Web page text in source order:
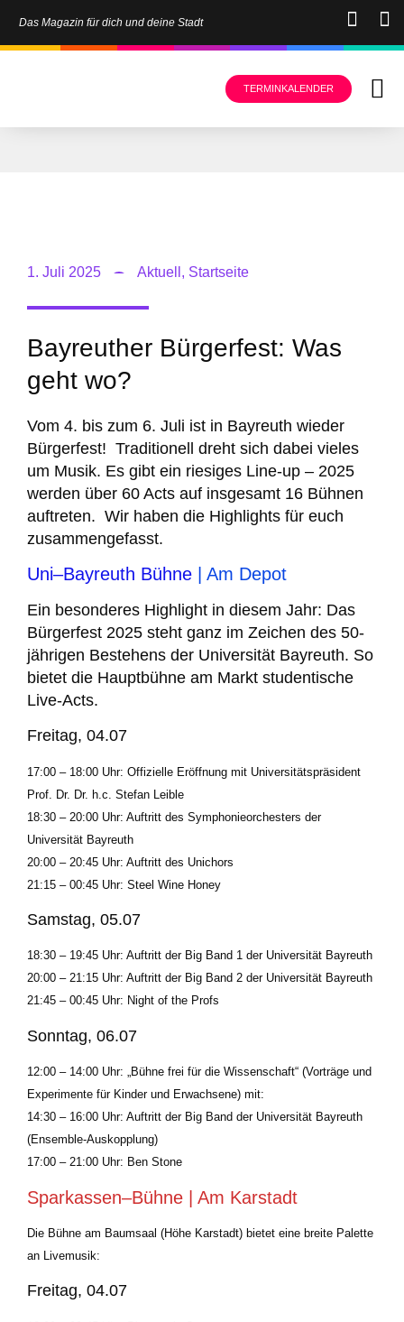
Das Magazin für dich und deine Stadt
TERMINKALENDER
1. Juli 2025 Aktuell , Startseite
Bayreuther Bürgerfest: Was
geht wo?
Vom 4. bis zum 6. Juli ist in Bayreuth wieder
Bürgerfest! Traditionell dreht sich dabei vieles
um Musik. Es gibt ein riesiges Line-up – 2025
werden über 60 Acts auf insgesamt 16 Bühnen
auftreten. Wir haben die Highlights für euch
zusammengefasst.
Uni–Bayreuth Bühne | Am Depot
Ein besonderes Highlight in diesem Jahr: Das
Bürgerfest 2025 steht ganz im Zeichen des 50-
jährigen Bestehens der Universität Bayreuth. So
bietet die Hauptbühne am Markt studentische
Live-Acts.
Freitag, 04.07
17:00 – 18:00 Uhr: Offizielle Eröffnung mit Universitätspräsident
Prof. Dr. Dr. h.c. Stefan Leible
18:30 – 20:00 Uhr: Auftritt des Symphonieorchesters der
Universität Bayreuth
20:00 – 20:45 Uhr: Auftritt des Unichors
21:15 – 00:45 Uhr: Steel Wine Honey
Samstag, 05.07
18:30 – 19:45 Uhr: Auftritt der Big Band 1 der Universität Bayreuth
20:00 – 21:15 Uhr: Auftritt der Big Band 2 der Universität Bayreuth
21:45 – 00:45 Uhr: Night of the Profs
Sonntag, 06.07
12:00 – 14:00 Uhr: „Bühne frei für die Wissenschaft“ (Vorträge und
Experimente für Kinder und Erwachsene) mit:
14:30 – 16:00 Uhr: Auftritt der Big Band der Universität Bayreuth
(Ensemble-Auskopplung)
17:00 – 21:00 Uhr: Ben Stone
Sparkassen–Bühne | Am Karstadt
Die Bühne am Baumsaal (Höhe Karstadt) bietet eine breite Palette
an Livemusik:
Freitag, 04.07